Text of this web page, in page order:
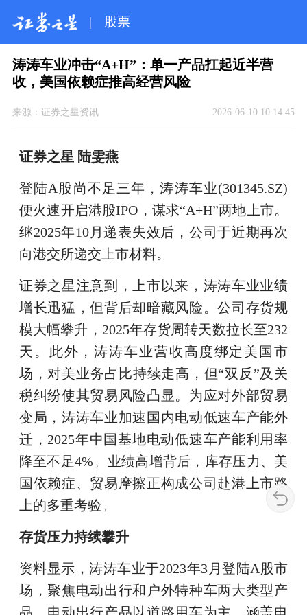
| 股票
涛涛车业冲击“A+H”：单一产品扛起近半营
收，美国依赖症推高经营风险
来源： 证券之星资讯 2026-06-10 10:14:45
证券之星 陆雯燕
登陆A股尚不足三年，涛涛车业(301345.SZ)
便火速开启港股IPO，谋求“A+H”两地上市。
继2025年10月递表失效后，公司于近期再次
向港交所递交上市材料。
证券之星注意到，上市以来，涛涛车业业绩
增长迅猛，但背后却暗藏风险。公司存货规
模大幅攀升，2025年存货周转天数拉长至232
天。此外，涛涛车业营收高度绑定美国市
场，对美业务占比持续走高，但“双反”及关
税纠纷使其贸易风险凸显。为应对外部贸易
变局，涛涛车业加速国内电动低速车产能外
迁，2025年中国基地电动低速车产能利用率
降至不足4%。业绩高增背后，库存压力、美
国依赖症、贸易摩擦正构成公司赴港上市路
上的多重考验。
存货压力持续攀升
资料显示，涛涛车业于2023年3月登陆A股市
场，聚焦电动出行和户外特种车两大类型产